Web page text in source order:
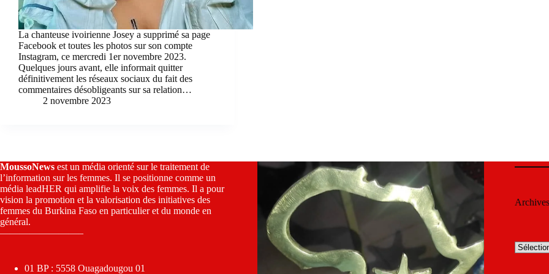
La chanteuse ivoirienne Josey a supprimé sa page
Facebook et toutes les photos sur son compte
Instagram, ce mercredi 1er novembre 2023.
Quelques jours avant, elle informait quitter
définitivement les réseaux sociaux du fait des
commentaires désobligeants sur sa relation…
2 novembre 2023
MoussoNews est un média orienté sur le traitement de
l’information sur les femmes. Il se positionne comme un
média leadHER qui amplifie la voix des femmes. Il a pour
vision la promotion et la valorisation des initiatives des
femmes du Burkina Faso en particulier et du monde en
général.
————————–
01 BP : 5558 Ouagadougou 01
Archives
Archives